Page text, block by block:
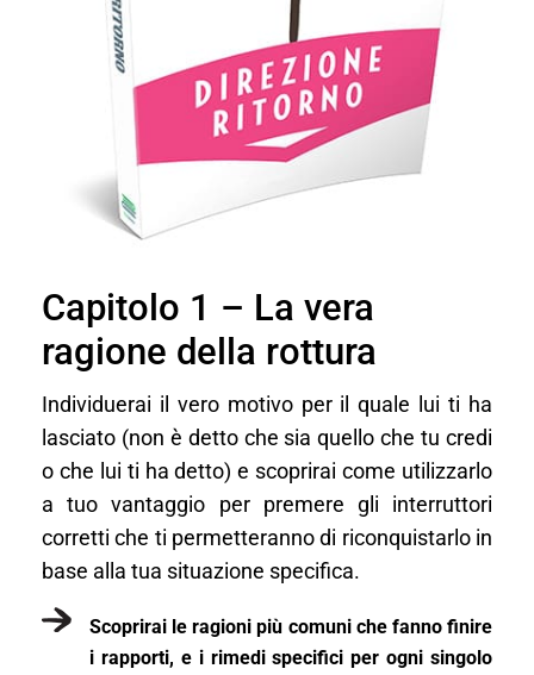
Capitolo 1 – La vera
ragione della rottura
Individuerai il vero motivo per il quale lui ti ha
lasciato (non è detto che sia quello che tu credi
o che lui ti ha detto) e scoprirai come utilizzarlo
a tuo vantaggio per premere gli interruttori
corretti che ti permetteranno di riconquistarlo in
base alla tua situazione specifica.
Scoprirai le ragioni più comuni che fanno finire
i rapporti, e i rimedi specifici per ogni singolo